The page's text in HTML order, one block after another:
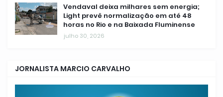
Vendaval deixa milhares sem energia;
Light prevê normalização em até 48
horas no Rio e na Baixada Fluminense
julho 30, 2026
JORNALISTA MARCIO CARVALHO